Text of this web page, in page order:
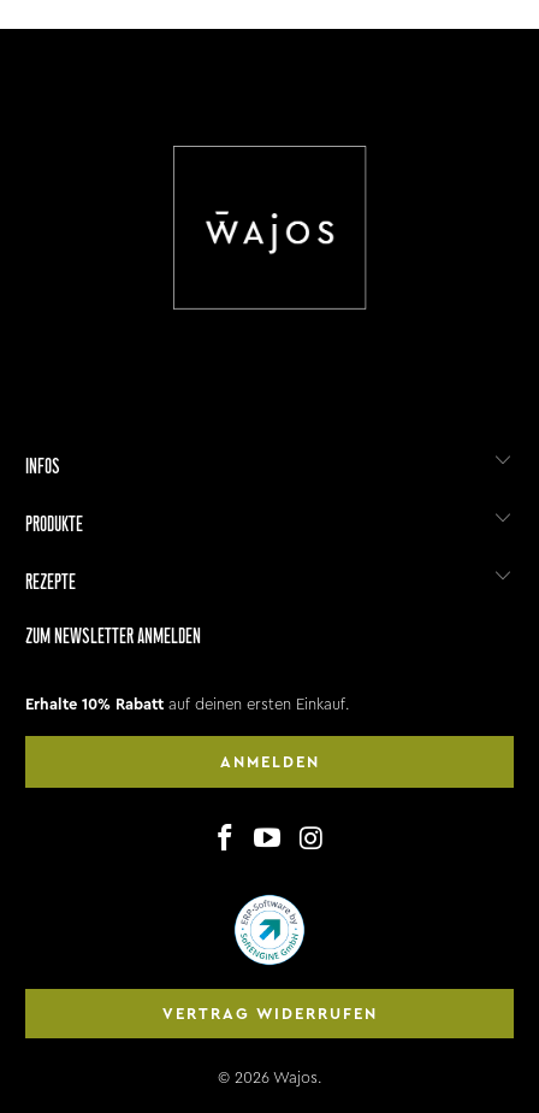
INFOS
PRODUKTE
REZEPTE
ZUM NEWSLETTER ANMELDEN
Erhalte 10% Rabatt auf deinen ersten Einkauf.
ANMELDEN
VERTRAG WIDERRUFEN
© 2026 Wajos